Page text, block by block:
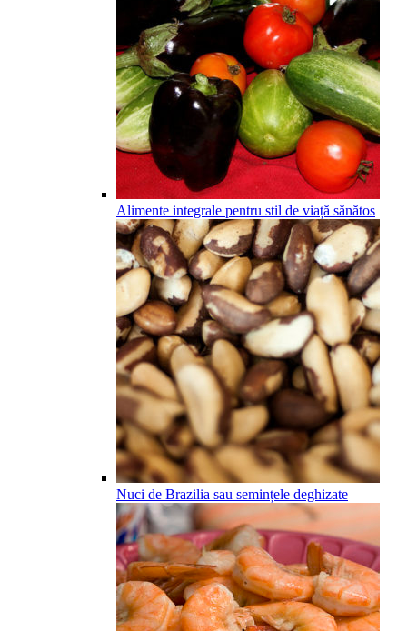
Alimente integrale pentru stil de viață sănătos
Nuci de Brazilia sau semințele deghizate